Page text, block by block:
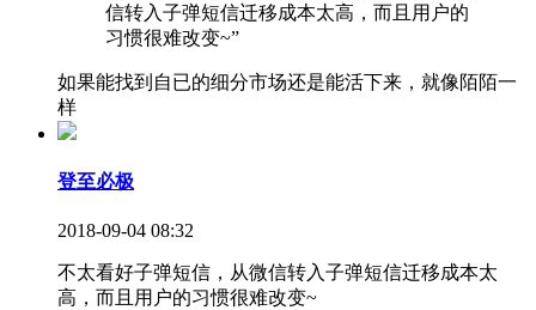
信转入子弹短信迁移成本太高，而且用户的
习惯很难改变~”
如果能找到自已的细分市场还是能活下来，就像陌陌一
样
登至必极
2018-09-04 08:32
不太看好子弹短信，从微信转入子弹短信迁移成本太
高，而且用户的习惯很难改变~